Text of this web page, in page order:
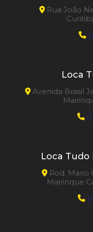
Rua João
Loca
Avenida Brasil
Loca Tudo
Rod. Mario
Mairinque